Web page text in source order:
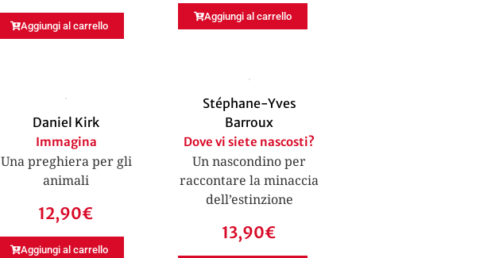
Aggiungi al carrello
Aggiungi al carrello
Daniel Kirk
Immagina
Una preghiera per gli
animali
12,90€
Aggiungi al carrello
Stéphane-Yves
Barroux
Dove vi siete nascosti?
Un nascondino per
raccontare la minaccia
dell’estinzione
13,90€